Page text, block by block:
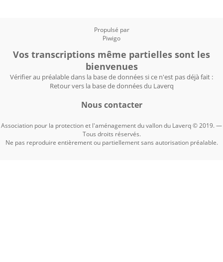
Propulsé par
Piwigo
Vos transcriptions même partielles sont les
bienvenues
Vérifier au préalable dans la base de données si ce n'est pas déjà fait :
Retour vers la base de données du Laverq
Nous contacter
Association pour la protection et l'aménagement du vallon du Laverq © 2019. —
Tous droits réservés.
Ne pas reproduire entièrement ou partiellement sans autorisation préalable.